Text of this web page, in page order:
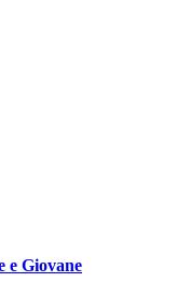
e Giovane